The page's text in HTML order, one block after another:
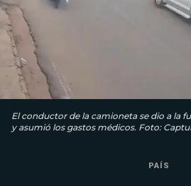
El conductor de la camioneta se dio a la
y asumió los gastos médicos. Foto:
PAÍS